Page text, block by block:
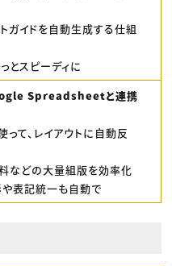
ガイドを自動生成する仕組
とスピーディに
Spreadsheetと連携
って、レイアウトに自動反
料などの大量組版を効率化
や表記統一も自動で